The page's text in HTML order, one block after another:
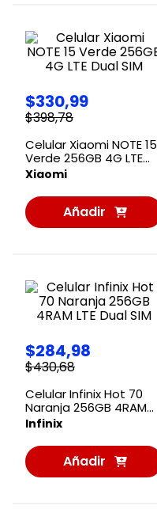
$330,99
$398,78
Celular Xiaomi NOTE 15
Verde 256GB 4G LTE
Dual SIM
Xiaomi
Añadir
al
$284,98
$430,68
Celular Infinix Hot 70
Naranja 256GB 4RAM
LTE Dual SIM
Infinix
Añadir
al